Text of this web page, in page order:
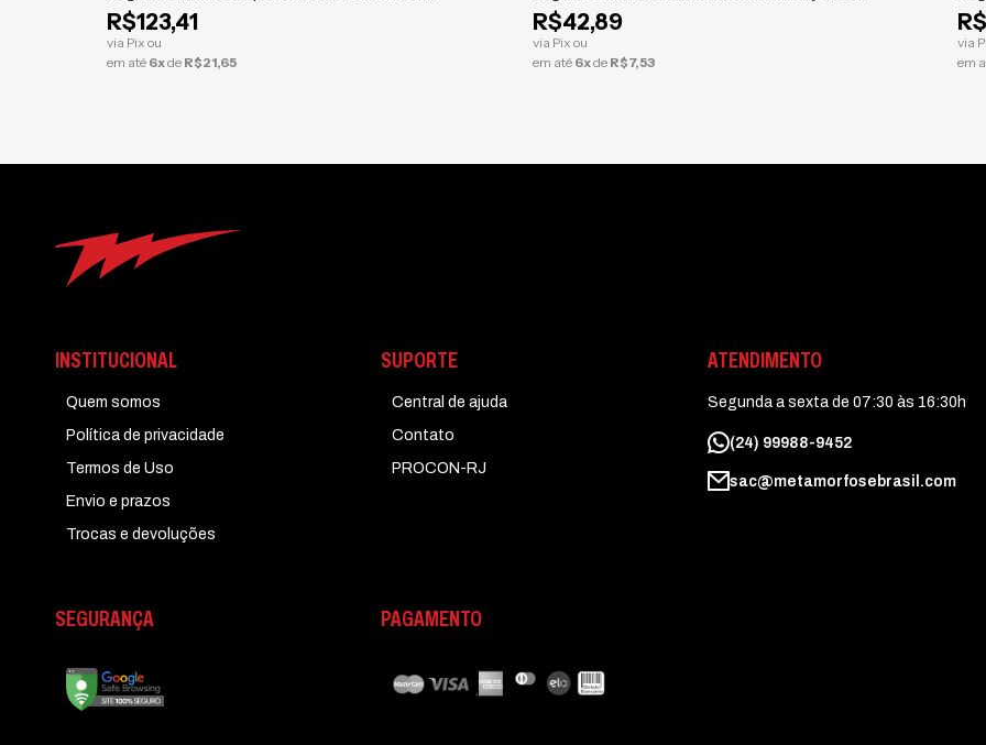
lha
R$123,41
via Pix ou
em até 6xde R$21,65
R$42,89
via Pix ou
em até 6xde R$7,53
er
via
em
INSTITUCIONAL
Quem somos
Política de privacidade
Termos de Uso
Envio e prazos
Trocas e devoluções
SUPORTE
Central de ajuda
Contato
PROCON-RJ
ATENDIMENTO
Segunda a sexta de 07:30 às 16:30h
(24) 99988-9452
sac@metamorfosebrasil.com
SEGURANÇA PAGAMENTO